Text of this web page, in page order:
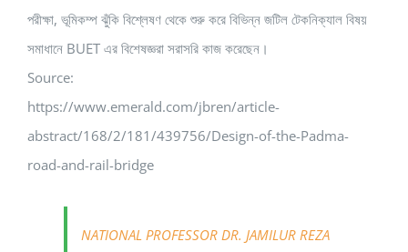
পরীক্ষা, ভূমিকম্প ঝুঁকি বিশ্লেষণ থেকে শুরু করে বিভিন্ন জটিল টেকনিক্যাল বিষয়
সমাধানে BUET এর বিশেষজ্ঞরা সরাসরি কাজ করেছেন।
Source:
https://www.emerald.com/jbren/article-
abstract/168/2/181/439756/Design-of-the-Padma-
road-and-rail-bridge
NATIONAL PROFESSOR DR. JAMILUR REZA